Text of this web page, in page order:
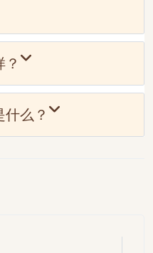
的风险和要求的保障。许
议您购买旅行保险。
避免未经许可拍摄政府建筑
性和员工素质为衡量标准。
西方酒店标准存在差异。
么？